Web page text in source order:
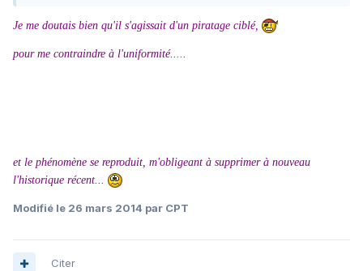
Je me doutais bien qu'il s'agissait d'un piratage ciblé,
pour me contraindre à l'uniformité.....
et le phénomène se reproduit, m'obligeant à supprimer à nouveau
l'historique récent...
Modifié le 26 mars 2014 par CPT
Citer